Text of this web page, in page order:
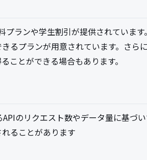
プランや学生割引が提供されていま
るプランが用意されています。さら
ことができる場合もあります。
のリクエスト数やデータ量に基づ
ることがあります